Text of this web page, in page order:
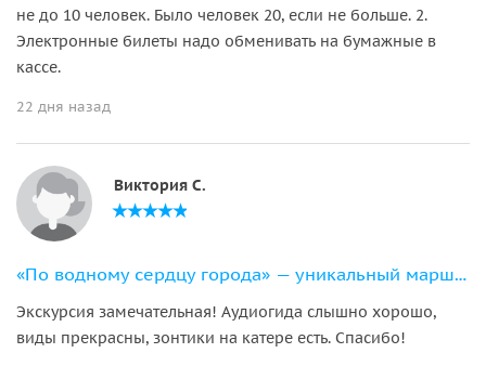
не до 10 человек. Было человек 20, если не больше. 2.
Электронные билеты надо обменивать на бумажные в
кассе.
22 дня назад
Виктория С.
«По водному сердцу города» — уникальный маршрут на 11-местном катере
Экскурсия замечательная! Аудиогида слышно хорошо,
виды прекрасны, зонтики на катере есть. Спасибо!